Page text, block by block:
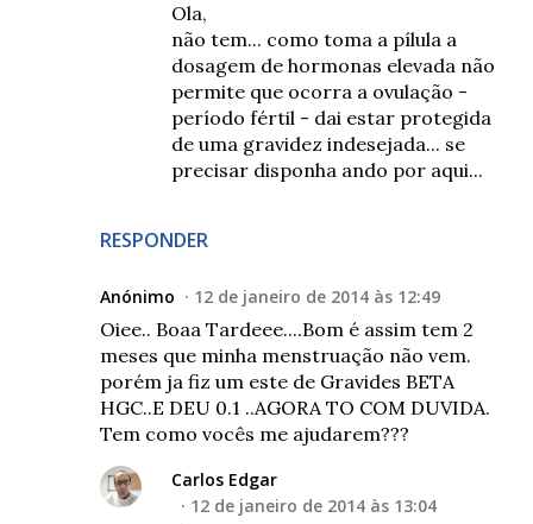
RESPONDER
Ola,
não tem... como toma a pílula a
dosagem de hormonas elevada não
permite que ocorra a ovulação -
período fértil - dai estar protegida
de uma gravidez indesejada... se
precisar disponha ando por aqui...
Anónimo 12 de janeiro de 2014 às 12:49
Oiee.. Boaa Tardeee....Bom é assim tem 2
meses que minha menstruação não vem.
porém ja fiz um este de Gravides BETA
HGC..E DEU 0.1 ..AGORA TO COM DUVIDA.
Tem como vocês me ajudarem???
Carlos Edgar
12 de janeiro de 2014 às 13:04